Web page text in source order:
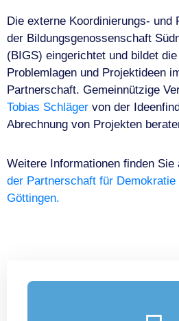
Die externe Koordinierungs- und
der Bildungsgenossenschaft
(BIGS) eingerichtet und bildet
Problemlagen und Projektideen
Partnerschaft. Gemeinnützige
Tobias Schläger von der
Abrechnung von Projekten
Weitere Informationen finden Sie
der Partnerschaft für Demokratie
Göttingen.